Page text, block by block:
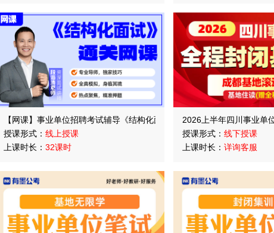
关课
【网课】事业单位招聘考试辅导《结构化面试》通关课
授课形式： 线上授课
上课时长： 32课时
2026上半年四川事业单
授课形式： 线下授课
上课时长： 详询客服